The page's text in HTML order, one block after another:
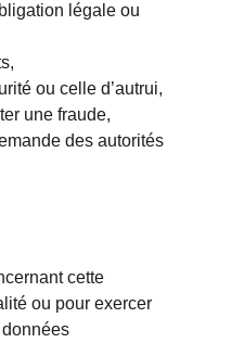
légale ou
ou celle d’autrui,
une fraude,
des autorités
cette
ou pour exercer